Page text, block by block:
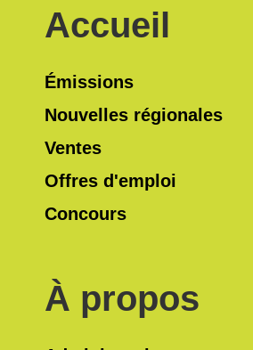
Accueil
Émissions
Nouvelles régionales
Ventes
Offres d'emploi
Concours
À propos